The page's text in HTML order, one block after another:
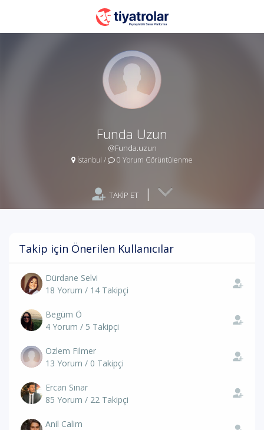
Funda Uzun
@Funda.uzun
İstanbul / 0 Yorum Görüntülenme
TAKİP ET |
Takip için Önerilen Kullanıcılar
Dürdane Selvi
18 Yorum / 14 Takipçi
Begüm Ö
4 Yorum / 5 Takipçi
Ozlem Filmer
13 Yorum / 0 Takipçi
Ercan Sınar
85 Yorum / 22 Takipçi
Anil Calim